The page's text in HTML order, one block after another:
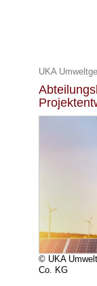
© UKA
Co. KG